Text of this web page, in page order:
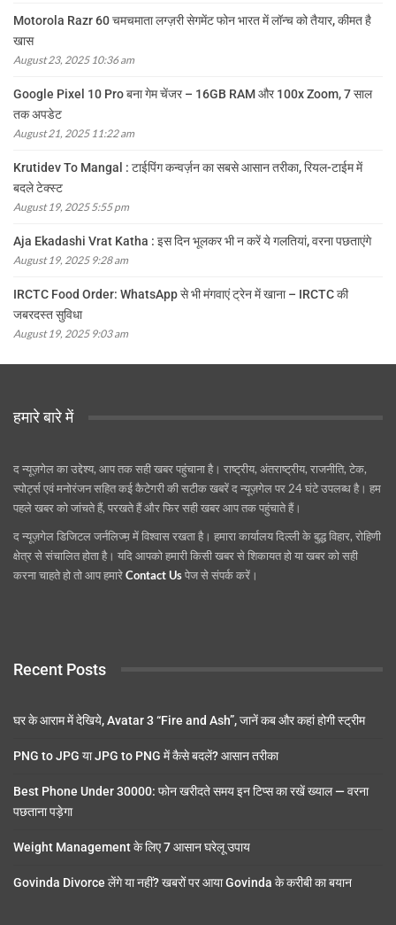
Motorola Razr 60 चमचमाता लग्ज़री सेगमेंट फोन भारत में लॉन्च को तैयार, कीमत है
खास
August 23, 2025 10:36 am
Google Pixel 10 Pro बना गेम चेंजर – 16GB RAM और 100x Zoom, 7 साल
तक अपडेट
August 21, 2025 11:22 am
Krutidev To Mangal : टाईपिंग कन्वर्ज़न का सबसे आसान तरीका, रियल-टाईम में
बदले टेक्स्ट
August 19, 2025 5:55 pm
Aja Ekadashi Vrat Katha : इस दिन भूलकर भी न करें ये गलतियां, वरना पछताएंगे
August 19, 2025 9:28 am
IRCTC Food Order: WhatsApp से भी मंगवाएं ट्रेन में खाना – IRCTC की
जबरदस्त सुविधा
August 19, 2025 9:03 am
हमारे बारे में
द न्यूज़गेल का उद्देश्य, आप तक सही खबर पहुंचाना है। राष्ट्रीय, अंतराष्ट्रीय, राजनीति, टेक,
स्पोर्ट्स एवं मनोरंजन सहित कई कैटेगरी की सटीक खबरें द न्यूज़गेल पर 24 घंटे उपलब्ध है। हम
पहले खबर को जांचते हैं, परखते हैं और फिर सही खबर आप तक पहुंचाते हैं।
द न्यूज़गेल डिजिटल जर्नलिज्म़ में विश्वास रखता है। हमारा कार्यालय दिल्ली के बुद्ध विहार, रोहिणी
क्षेत्र से संचालित होता है। यदि आपको हमारी किसी खबर से शिकायत हो या खबर को सही
करना चाहते हो तो आप हमारेContact Usपेज से संपर्क करें।
Recent Posts
घर के आराम में देखिये, Avatar 3 “Fire and Ash”, जानें कब और कहां होगी स्ट्रीम
PNG to JPG या JPG to PNG में कैसे बदलें? आसान तरीका
Best Phone Under 30000: फोन खरीदते समय इन टिप्स का रखें ख्याल — वरना
पछताना पड़ेगा
Weight Management के लिए 7 आसान घरेलू उपाय
Govinda Divorce लेंगे या नहीं? खबरों पर आया Govinda के करीबी का बयान